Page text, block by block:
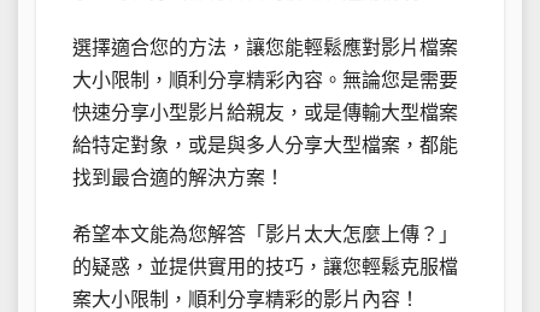
選擇適合您的方法，讓您能輕鬆應對影片檔案
大小限制，順利分享精彩內容。無論您是需要
快速分享小型影片給親友，或是傳輸大型檔案
給特定對象，或是與多人分享大型檔案，都能
找到最合適的解決方案！
希望本文能為您解答「影片太大怎麼上傳？」
的疑惑，並提供實用的技巧，讓您輕鬆克服檔
案大小限制，順利分享精彩的影片內容！